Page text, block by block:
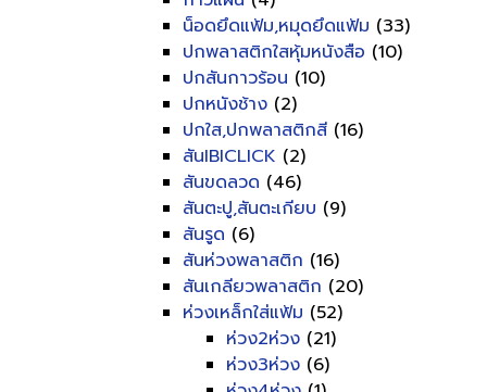
น็อดยึดแฟ้ม,หมุดยึดแฟ้ม (33)
ปกพลาสติกใสหุ้มหนังสือ (10)
ปกสันกาวร้อน (10)
ปกหนังช้าง (2)
ปกใส,ปกพลาสติกสี (16)
สันIBICLICK (2)
สันขดลวด (46)
สันตะปู,สันตะเกียบ (9)
สันรูด (6)
สันห่วงพลาสติก (16)
สันเกลียวพลาสติก (20)
ห่วงเหล็กใส่แฟ้ม (52)
ห่วง2ห่วง (21)
ห่วง3ห่วง (6)